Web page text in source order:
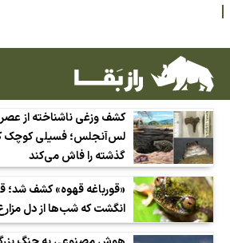
کشف وزغی ناشناخته از
لس‌آنجلس؛ فسیلی کوچک
گذشته را فاش می‌کند
«قورباغه قهوه» کشف شد؛
انگشت که شب‌ها از دل